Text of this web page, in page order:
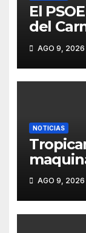
El
del
control
AGO 9, 2026
NOTICIAS
2027
AGO 9, 2026